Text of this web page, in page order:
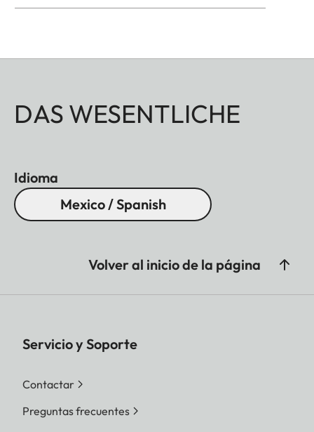
DAS WESENTLICHE
Idioma
Mexico / Spanish
Volver al inicio de la página
Servicio y Soporte
Contactar
Preguntas frecuentes